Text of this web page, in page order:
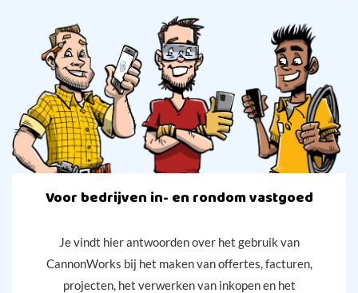
Voor bedrijven in- en rondom vastgoed
Je vindt hier antwoorden over het gebruik van
CannonWorks bij het maken van offertes, facturen,
projecten, het verwerken van inkopen en het